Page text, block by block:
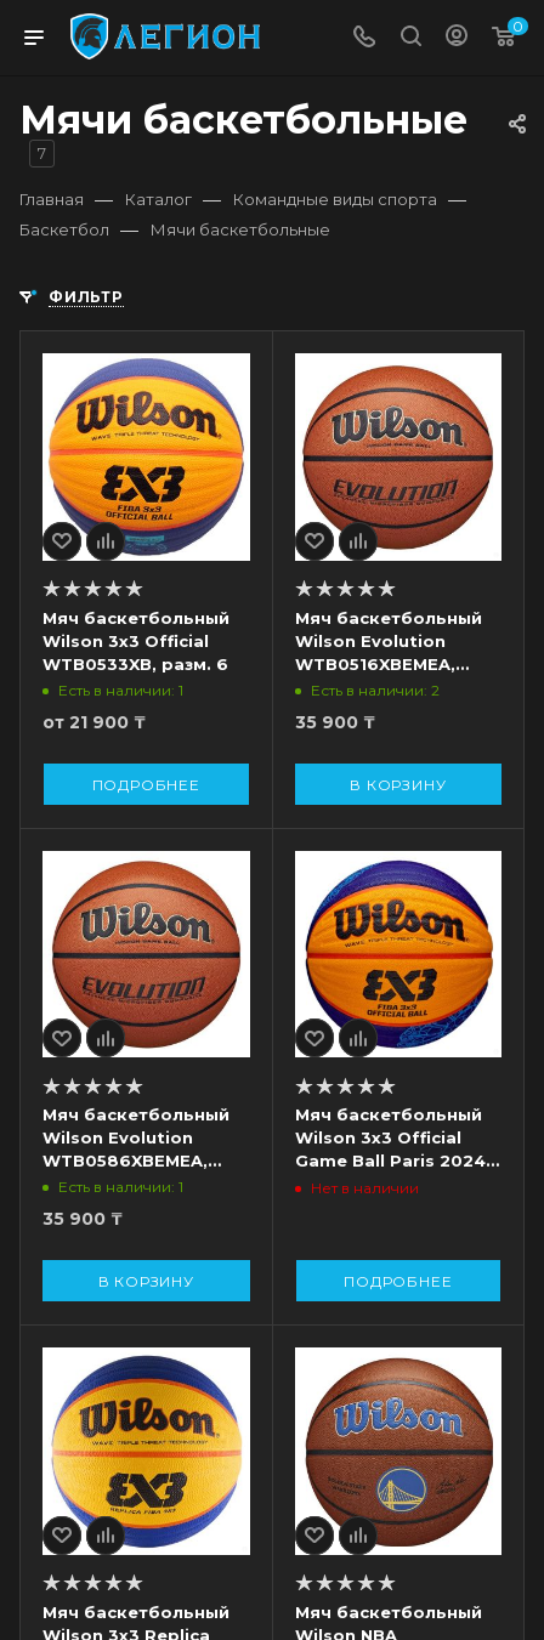
0
Мячи баскетбольные
7
Главная — Каталог — Командные виды спорта —
Баскетбол — Мячи баскетбольные
ФИЛЬТР
Мяч баскетбольный
Wilson 3x3 Official
WTB0533XB, разм. 6
Есть в наличии: 1
от 21 900 ₸
ПОДРОБНЕЕ
Мяч баскетбольный
Wilson Evolution
WTB0516XBEMEA,
разм. 7
Есть в наличии: 2
35 900₸
В КОРЗИНУ
Мяч баскетбольный
Wilson Evolution
WTB0586XBEMEA,
разм. 6
Есть в наличии: 1
35 900 ₸
В КОРЗИНУ
Мяч баскетбольный
Wilson 3x3 Official
Game Ball Paris 2024
WZ1011502XB6F
Нет в наличии
ПОДРОБНЕЕ
Мяч баскетбольный
Wilson 3x3 Replica
Мяч баскетбольный
Wilson NBA